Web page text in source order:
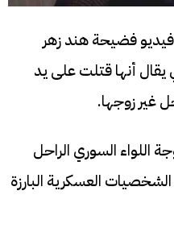
فيديو فضيحة هند زهر
يقال أنها قتلت على يد
غير زوجها.
اللواء السوري الراحل
العسكرية البارزة